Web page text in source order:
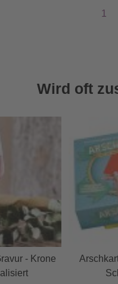
1
Wird oft
- Krone